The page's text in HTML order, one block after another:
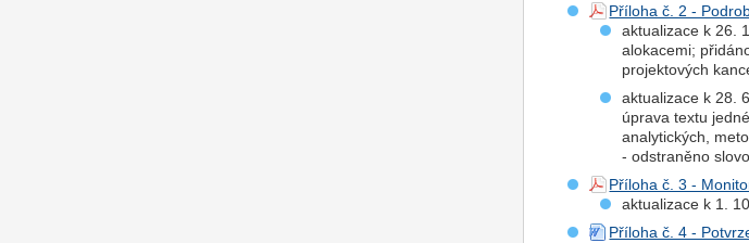
Příloha č. 2 -
aktualizace k 26.
alokacemi;
projektových
aktualizace k 28.
úprava textu
analytických,
- odstraněno
Příloha č. 3 -
aktualizace k 1.
Příloha č. 4 -